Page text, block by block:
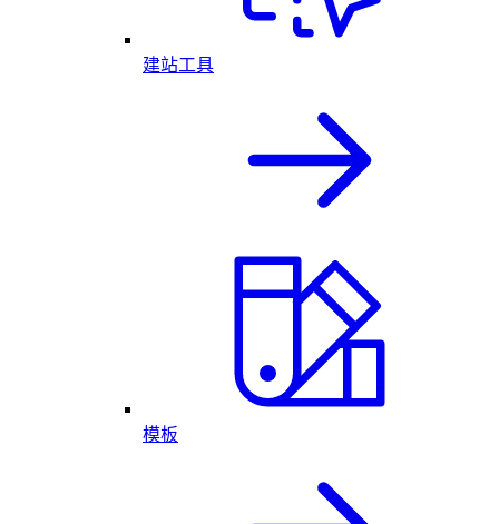
建站工具
模板